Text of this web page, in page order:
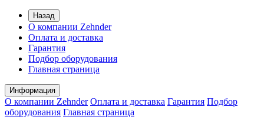
Назад
О компании Zehnder
Оплата и доставка
Гарантия
Подбор оборудования
Главная страница
Информация
О компании Zehnder Оплата и доставка Гарантия Подбор
оборудования Главная страница